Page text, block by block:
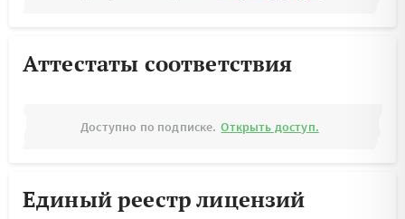
Аттестаты соответствия
Доступно по подписке. Открыть доступ.
Единый реестр лицензий